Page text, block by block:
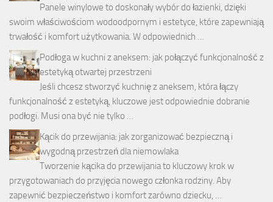
Panele winylowe to doskonały wybór do łazienki, dzięki
swoim właściwościom wodoodpornym i estetyce, które zapewniają
trwałość i komfort użytkowania. W odpowiednich …
Podłoga w kuchni z aneksem: jak połączyć funkcjonalność z
estetyką otwartej przestrzeni
Jeśli chcesz stworzyć kuchnię z aneksem, która łączy
funkcjonalność z estetyką, kluczowe jest odpowiednie dobranie
podłogi. Musi ona być nie tylko …
Kącik do przewijania: jak zorganizować bezpieczną i
wygodną przestrzeń dla niemowlaka
Tworzenie kącika do przewijania to kluczowy krok w
przygotowaniach do przyjęcia nowego członka rodziny. Aby
zapewnić bezpieczeństwo i komfort zarówno dziecku, …